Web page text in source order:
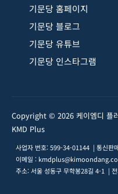
기문당 홈페이지
기문당 블로그
기문당 유튜브
기문당 인스타그램
Copyright © 2026 케이엠디 플
KMD Plus
사업자 번호: 599-34-01144 | 통신판
이메일 :
주소: 서울 성동구 무학봉28길 4-1 |